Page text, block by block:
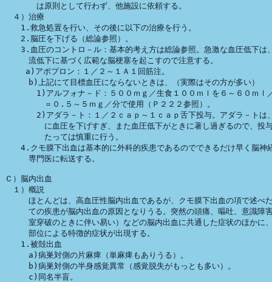
は原則として行わず、他施設に依頼する。
４）治療
1.救急処置を行い、その後に以下の治療を行う。
2.脳圧を下げる（総論参照）。
3.血圧のコントロ－ル：基本的考え方は総論参照。急激な血圧低下は
流低下に基づく広範な脳梗塞を起こすので注意する。
a)アポプロン：１／２～１Ａ１回筋注。
b)上記にて目標血圧にならないときは、（実際はその方が多い）
1)アルフォナ－ド：５００ｍｇ／生食１００ｍｌを６～６０ｍｌ
＝０.５～５ｍｇ／分で使用（Ｐ２２２参照）。
2)アダラ－ト：１／２ｃａｐ～１ｃａｐ舌下投与。アダラ－トは
に血圧を下げすぎ、また血圧低下がときに著し過ぎるので、投
たっては慎重に行う。
4.クモ膜下出血は基本的に外科的疾患であるのでできるだけ早く脳神
専門医に転送する。
Ｃ）脳内出血
１）概説
ほとんどは、高血圧性脳内出血であるが、クモ膜下出血の項で述べ
ての疾患が脳内出血の原因となりうる。突然の頭痛、嘔吐、意識障
室穿破のときに伴い易い）などの脳内出血に共通した症状のほかに
部位による特徴的症状が出現する。
1.被殻出血
a)病巣対側の片麻痺（単麻痺もありうる）。
b)病巣対側の半身感覚異常（感覚脱失がもっとも多い）。
c)同名半盲。